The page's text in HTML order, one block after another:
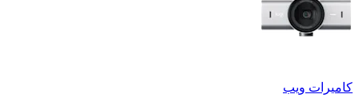
كاميرات ويب